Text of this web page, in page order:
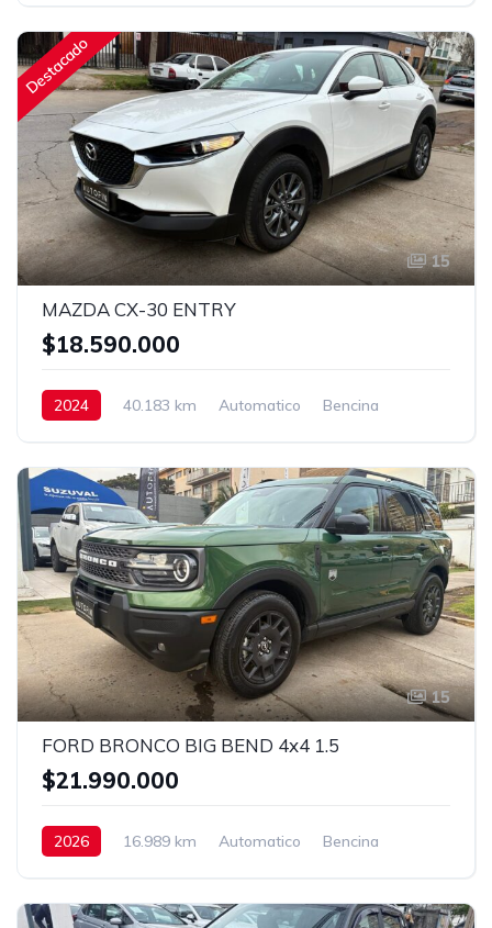
Destacado
15
MAZDA CX-30 ENTRY
$18.590.000
2024 40.183 km Automatico Bencina
15
FORD BRONCO BIG BEND 4x4 1.5
$21.990.000
2026 16.989 km Automatico Bencina